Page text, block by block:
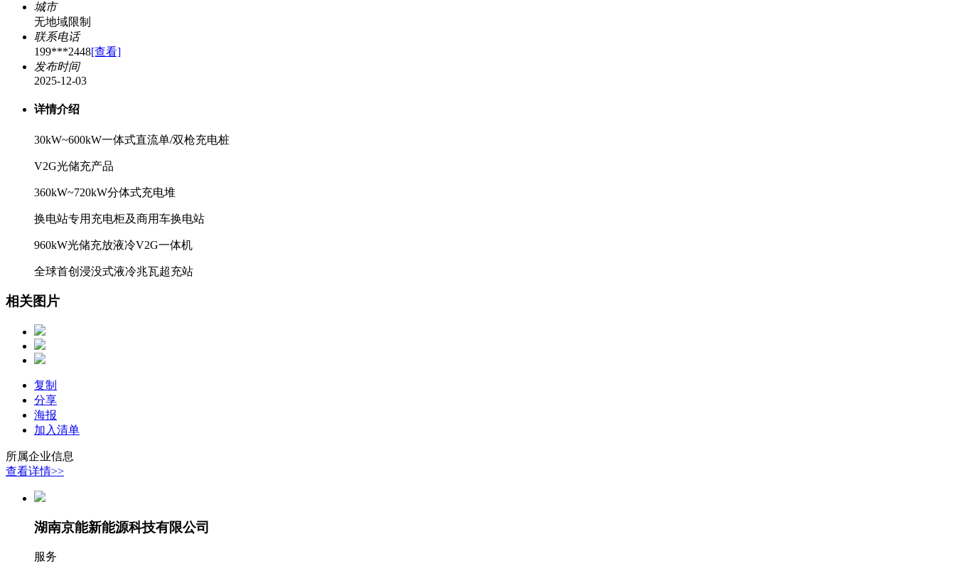
城市
无地域限制
联系电话
199***2448[查看]
发布时间
2025-12-03
详情介绍
30kW~600kW一体式直流单/双枪充电桩
V2G光储充产品
360kW~720kW分体式充电堆
换电站专用充电柜及商用车换电站
960kW光储充放液冷V2G一体机
全球首创浸没式液冷兆瓦超充站
相关图片
复制
分享
海报
加入清单
所属企业信息
查看详情>>
湖南京能新能源科技有限公司
服务